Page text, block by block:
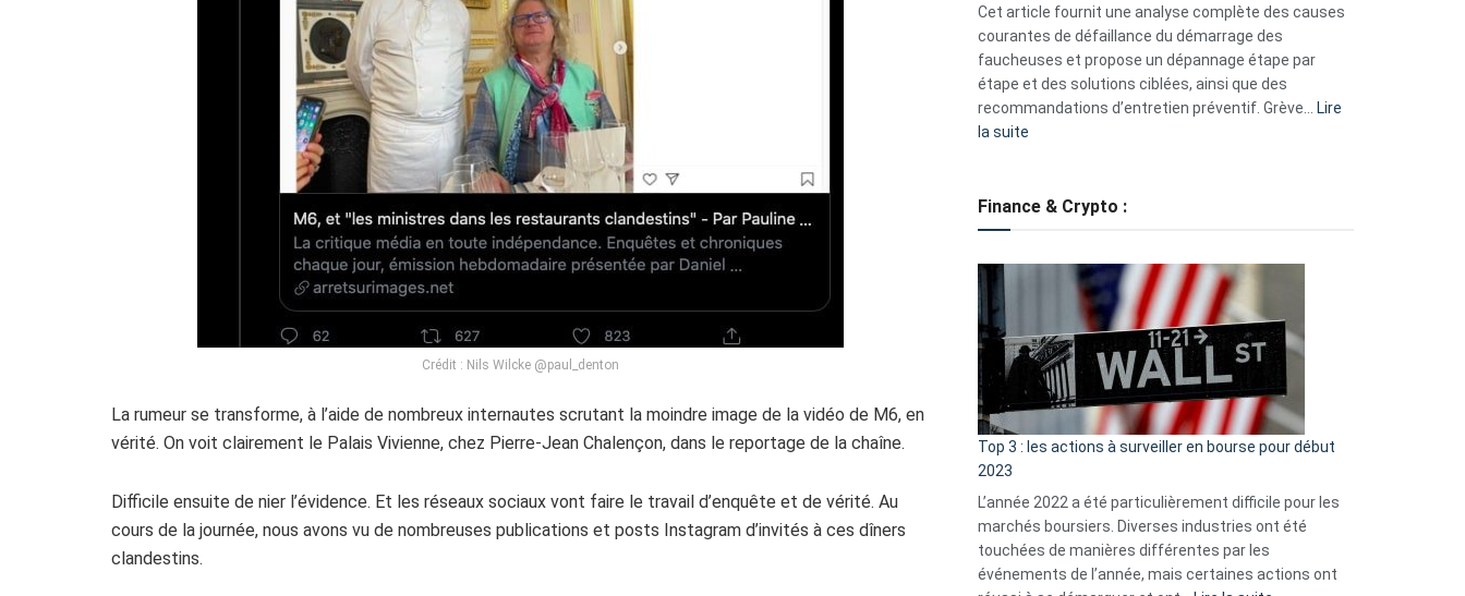
Crédit : Nils Wilcke @paul_denton
La rumeur se transforme, à l’aide de nombreux internautes scrutant la moindre image de la vidéo de M6, en
vérité. On voit clairement le Palais Vivienne, chez Pierre-Jean Chalençon, dans le reportage de la chaîne.
Difficile ensuite de nier l’évidence. Et les réseaux sociaux vont faire le travail d’enquête et de vérité. Au
cours de la journée, nous avons vu de nombreuses publications et posts Instagram d’invités à ces dîners
clandestins.
S330
eufy
Cet article fournit une analyse complète des causes
courantes de défaillance du démarrage des
faucheuses et propose un dépannage étape par
étape et des solutions ciblées, ainsi que des
recommandations d’entretien préventif. Grève…
Lire
la suite
tondeuses
démarrage
courants
et
guide
d’auto-
assistance
Finance & Crypto :
Top 3 : les actions à surveiller en bourse pour début
2023
L’année 2022 a été particulièrement difficile pour les
marchés boursiers. Diverses industries ont été
touchées de manières différentes par les
événements de l’année, mais certaines actions ont